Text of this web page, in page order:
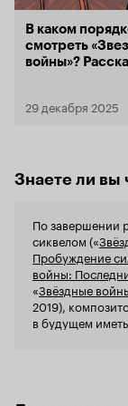
В каком
смотреть
войны»?
легендарной
29 декабря 2025
Знаете ли вы
По завершении
сиквелом («
Пробуждение
войны:
«Звёздные
2019),
в будущем